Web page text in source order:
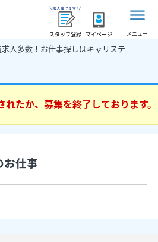
スタッフ登録 マイページ メニュー
人多数！お仕事探しはキャリステ
れたか、募集を終了しております。
お仕事